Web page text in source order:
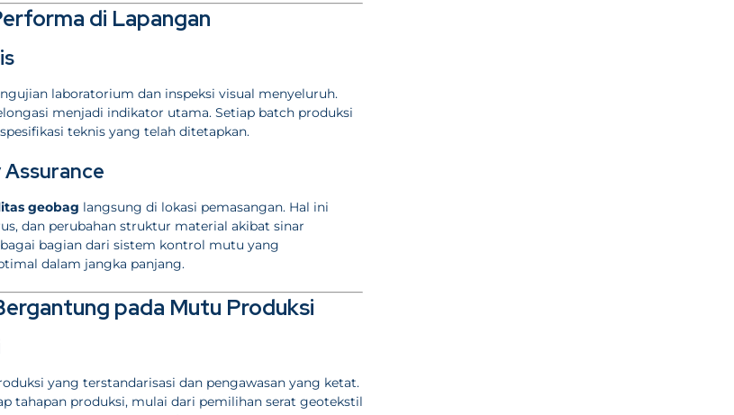
di Lapangan
laboratorium dan inspeksi visual menyeluruh.
menjadi indikator utama. Setiap batch produksi
teknis yang telah ditetapkan.
Assurance
geobag langsung di lokasi pemasangan. Hal ini
dan perubahan struktur material akibat sinar
bagian dari sistem kontrol mutu yang
dalam jangka panjang.
pada Mutu Produksi
yang terstandarisasi dan pengawasan yang ketat.
tahapan produksi, mulai dari pemilihan serat geotekstil